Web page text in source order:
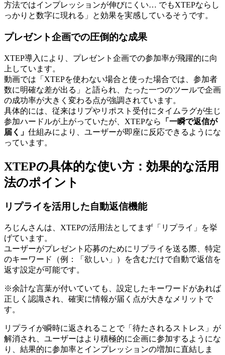
方法ではインプレッションが伸びにくい… でもXTEPならし
っかりと数字に現れる」と効果を実感しているそうです。
プレゼント企画での圧倒的な成果
XTEP導入により、プレゼント企画での参加率が飛躍的に向
上しています。
動画では「XTEPを使わない場合と使った場合では、参加者
数に明確な差が出る」と語られ、たった一つのツールで企画
の成功率が大きく変わる点が強調されています。
具体的には、従来はリプやリポスト受付にタイムラグが生じ
参加ハードルが上がっていたが、XTEPなら
「一瞬で返信が
届く」 仕組みにより、ユーザーが即座に反応できるようにな
っています。
XTEPの具体的な使い方：効果的な活用
法のポイント
リプライを活用した自動返信機能
ろじんさんは、XTEPの活用法としてまず「リプライ」を挙
げています。
ユーザーがプレゼント応募のためにリプライを送る際、特定
のキーワード（例：「欲しい」）を含むだけで自動で返信を
返す設定が可能です。
※余計な言葉が付いていても、設定したキーワードがあれば
正しく認識され、確実に情報が届く点が大きなメリットで
す。
リプライが瞬時に返されることで「待たされるストレス」が
解消され、ユーザーはより積極的に企画に参加するようにな
り、結果的に参加率とインプレッションの増加に直結しま